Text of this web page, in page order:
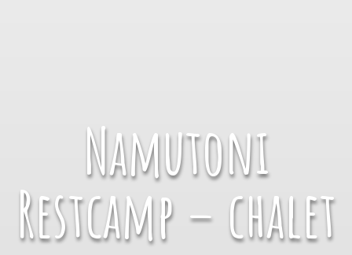
Namutoni
Restcamp – chalet